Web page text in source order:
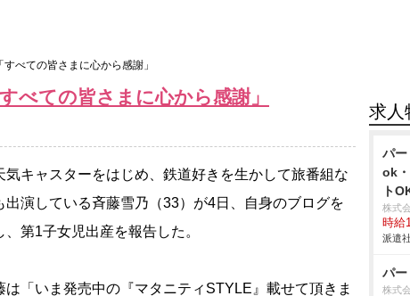
べての皆さまに心から感謝」
べての皆さまに心から感謝」
キャスターをはじめ、鉄道好きを生かして旅番組な
出演している斉藤雪乃（33）が4日、自身のブログを
、第1子女児出産を報告した。
「いま発売中の『マタニティSTYLE』載せて頂きま
求人
パ
ok
ト
株式
時給
派遣
パー
株式